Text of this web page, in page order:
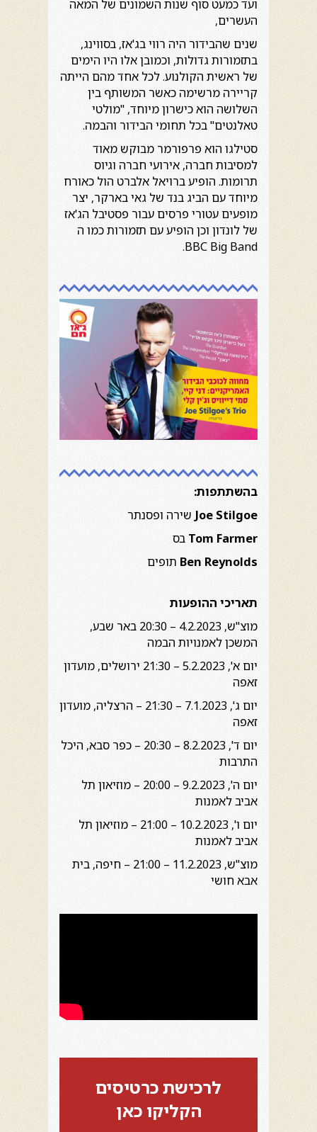
ועד כמעט סוף שנות השמונים של המאה
העשרים,
שנים שהבידור היה רווי בג'אז, בסווינג,
בתזמורות גדולות, וכמובן אלו היו הימים
של ראשית הקולנוע. לכל אחד מהם הייתה
קריירה מרשימה כאשר המשותף בין
השלושה הוא כישרון מיוחד, "מולטי
טאלנטים" בכל תחומי הבידור והבמה.
סטילגו הוא פרפורמר מבוקש מאוד
למסיבות חברה, אירועי חברה וגיוס
תרומות. הופיע ברויאל אלברט הול כאורח
מיוחד עם הביג בנד של גאי בארקר, יצר
מופעים עטורי פרסים עבור פסטיבל הג'אז
של לונדון וכן הופיע עם תזמורות כמו ה
BBC Big Band.
בהשתתפות:
Joe Stilgoe שירה ופסנתר
Tom Farmer בס
Ben Reynolds תופים
תאריכי ההופעות
מוצ"ש, 4.2.2023 – 20:30 באר שבע,
המשכן לאמנויות הבמה
יום א', 5.2.2023 – 21:30 ירושלים, מועדון
זאפה
יום ג', 7.1.2023 – 21:30 – הרצליה, מועדון
זאפה
יום ד', 8.2.2023 – 20:30 – כפר סבא, היכל
התרבות
יום ה', 9.2.2023 – 20:00 – מוזיאון תל
אביב לאמנות
יום ו', 10.2.2023 – 21:00 – מוזיאון תל
אביב לאמנות
מוצ"ש, 11.2.2023 – 21:00 – חיפה, בית
אבא חושי
לרכישת כרטיסים
הקליקו כאן